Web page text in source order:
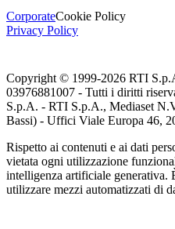
CorporateCookie Policy
Privacy Policy
Copyright © 1999-2026 RTI
03976881007 - Tutti i diritti
S.p.A. - RTI S.p.A., Mediaset
Bassi) - Uffici Viale Europa 46,
Rispetto ai contenuti e ai dati
vietata ogni utilizzazione
intelligenza artificiale generativa.
utilizzare mezzi automatizzati di